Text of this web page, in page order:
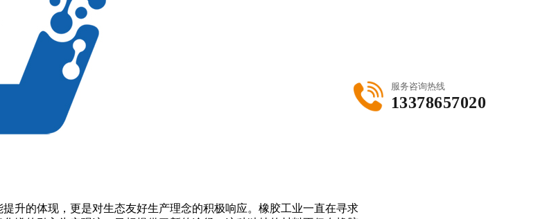
服务咨询热线
13378657020
升的体现，更是对生态友好生产理念的积极响应。橡胶工业一直在寻求